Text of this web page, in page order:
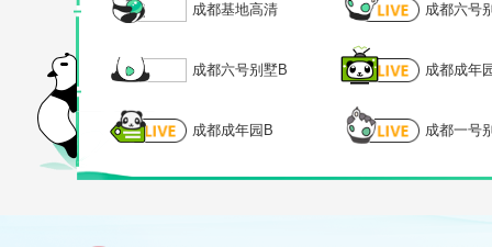
成都基地高清 成都六号
成都六号别墅B 成都成年
成都成年园B 成都一号